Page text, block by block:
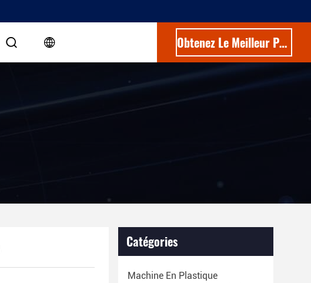
Obtenez Le Meilleur Prix
Catégories
Machine En Plastique